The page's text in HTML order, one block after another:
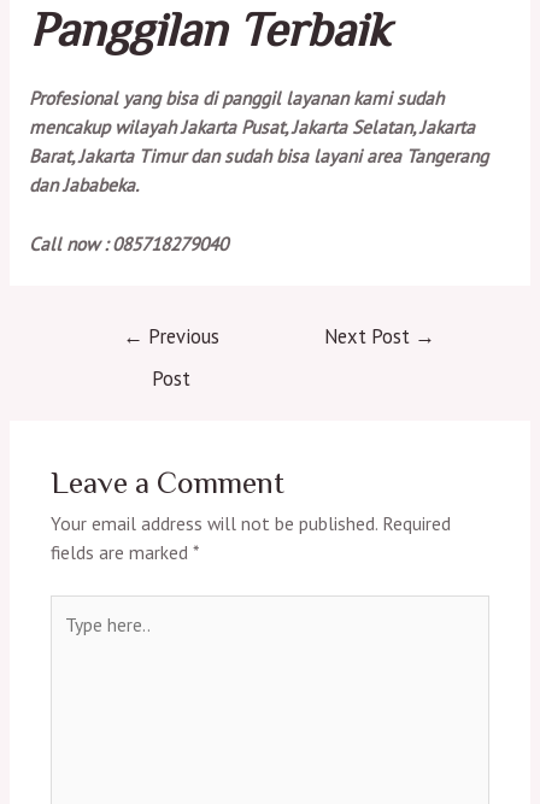
Panggilan Terbaik
Profesional yang bisa di panggil layanan kami sudah
mencakup wilayah Jakarta Pusat, Jakarta Selatan, Jakarta
Barat, Jakarta Timur dan sudah bisa layani area Tangerang
dan Jababeka.
Call now : 085718279040
← Previous
Post
Next Post →
Leave a Comment
Your email address will not be published. Required
fields are marked *
here..